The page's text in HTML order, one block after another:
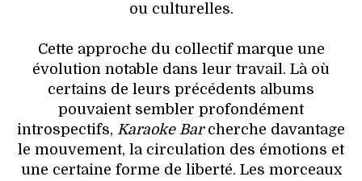
ou culturelles.
Cette approche du collectif marque une
évolution notable dans leur travail. Là où
certains de leurs précédents albums
pouvaient sembler profondément
introspectifs, Karaoke Barcherche davantage
le mouvement, la circulation des émotions et
une certaine forme de liberté. Les morceaux